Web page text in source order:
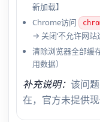
新加载】
Chrome访问
→ 关闭‘不允许网站
清除浏览器全部缓
用数据）
补充说明： 该问
在，官方未提供